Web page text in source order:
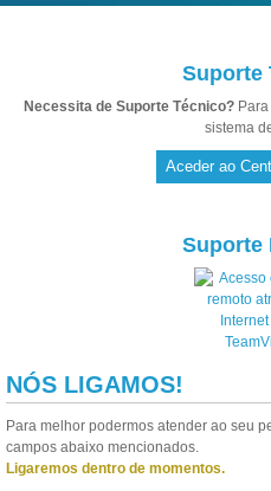
Suporte
Necessita de Suporte Técnico?
sistema
Aceder ao
Suporte
NÓS LIGAMOS!
Para melhor podermos atender ao seu
campos abaixo mencionados.
Ligaremos dentro de momentos.